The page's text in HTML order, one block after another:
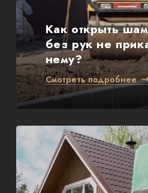
Как открыть
без рук не
нему?
Смотреть подробнее